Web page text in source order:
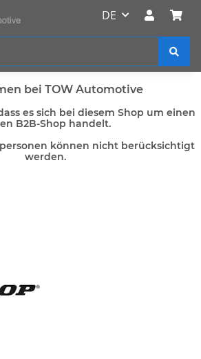
DE
bei TOW Automotive
es sich bei diesem Shop um einen
B2B-Shop handelt.
können nicht berücksichtigt
werden.